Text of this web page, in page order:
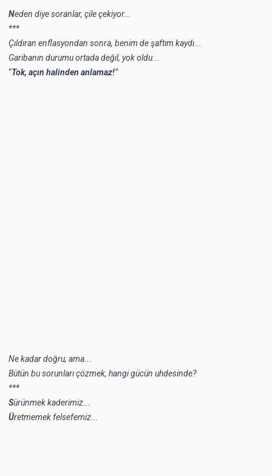
Neden diye soranlar, çile çekiyor...
***
Çıldıran enflasyondan sonra, benim de şaftım kaydı...
Garibanın durumu ortada değil, yok oldu...
“Tok, açın halinden anlamaz!”
Ne kadar doğru, ama...
Bütün bu sorunları çözmek, hangi gücün uhdesinde?
***
Sürünmek kaderimiz...
Üretmemek felsefemiz...